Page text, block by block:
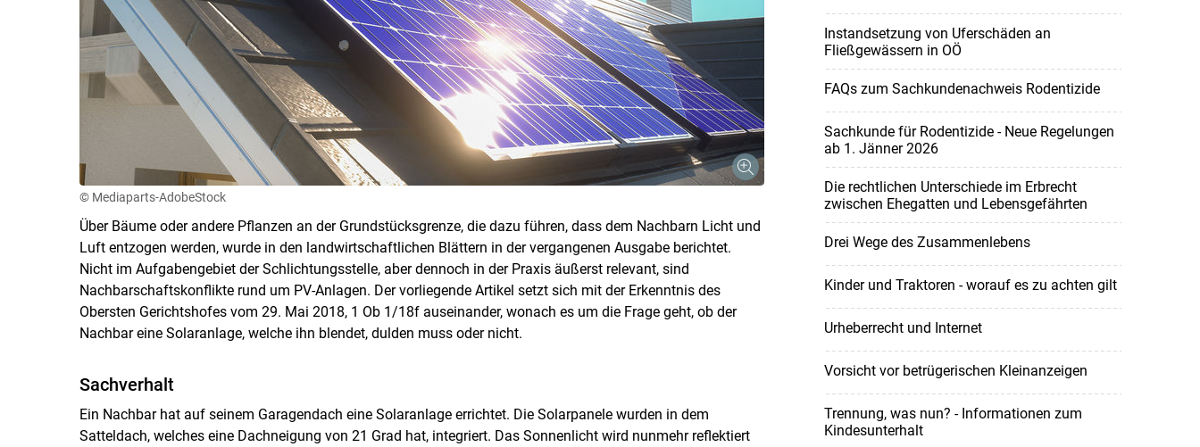
Skip to main content
© Mediaparts-AdobeStock
Über Bäume oder andere Pflanzen an der Grundstücksgrenze, die dazu führen, dass dem Nachbarn Licht und
Luft entzogen werden, wurde in den landwirtschaftlichen Blättern in der vergangenen Ausgabe berichtet.
Nicht im Aufgabengebiet der Schlichtungsstelle, aber dennoch in der Praxis äußerst relevant, sind
Nachbarschaftskonflikte rund um PV-Anlagen. Der vorliegende Artikel setzt sich mit der Erkenntnis des
Obersten Gerichtshofes vom 29. Mai 2018, 1 Ob 1/18f auseinander, wonach es um die Frage geht, ob der
Nachbar eine Solaranlage, welche ihn blendet, dulden muss oder nicht.
Sachverhalt
Ein Nachbar hat auf seinem Garagendach eine Solaranlage errichtet. Die Solarpanele wurden in dem
Satteldach, welches eine Dachneigung von 21 Grad hat, integriert. Das Sonnenlicht wird nunmehr reflektiert
Instandsetzung von Uferschäden an
Fließgewässern in OÖ
FAQs zum Sachkundenachweis Rodentizide
Sachkunde für Rodentizide - Neue Regelungen
ab 1. Jänner 2026
Die rechtlichen Unterschiede im Erbrecht
zwischen Ehegatten und Lebensgefährten
Drei Wege des Zusammenlebens
Kinder und Traktoren - worauf es zu achten gilt
Urheberrecht und Internet
Vorsicht vor betrügerischen Kleinanzeigen
Trennung, was nun? - Informationen zum
Kindesunterhalt